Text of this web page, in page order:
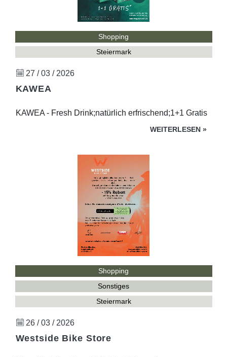
Shopping
Steiermark
27 / 03 / 2026
KAWEA
KAWEA - Fresh Drink;natürlich erfrischend;1+1 Gratis
WEITERLESEN »
Shopping
Sonstiges
Steiermark
26 / 03 / 2026
Westside Bike Store